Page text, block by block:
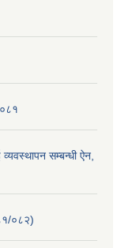
सम्बन्धी ऐन,
०८२)